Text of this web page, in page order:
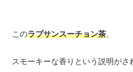
このラプサンスーチョン茶、
スモーキーな香りという説明がさ